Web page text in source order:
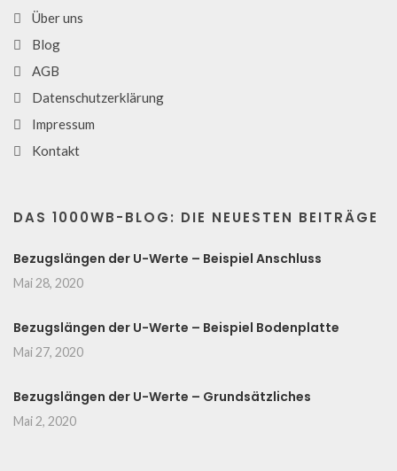
Über uns
Blog
AGB
Datenschutzerklärung
Impressum
Kontakt
DAS 1000WB-BLOG: DIE NEUESTEN BEITRÄGE
Bezugslängen der U-Werte – Beispiel Anschluss
Mai 28, 2020
Bezugslängen der U-Werte – Beispiel Bodenplatte
Mai 27, 2020
Bezugslängen der U-Werte – Grundsätzliches
Mai 2, 2020